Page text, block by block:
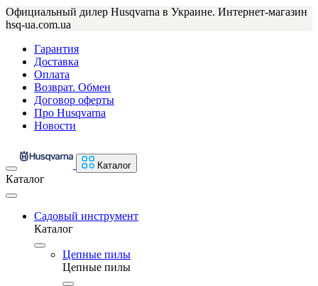
Официальный дилер Husqvarna в Украине. Интернет-магазин
hsq-ua.com.ua
Гарантия
Доставка
Оплата
Возврат. Обмен
Договор оферты
Про Husqvarna
Новости
Каталог
Каталог
Садовый инструмент
Каталог
Цепные пилы
Цепные пилы